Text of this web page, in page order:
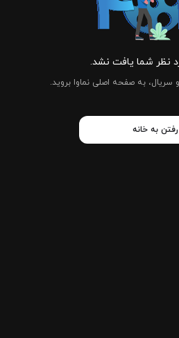
نظر شما یافت نشد.
سریال، به صفحه اصلی نماوا بروید.
رفتن به خانه